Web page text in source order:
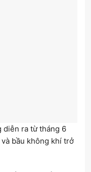
diễn ra từ tháng 6
bầu không khí trở